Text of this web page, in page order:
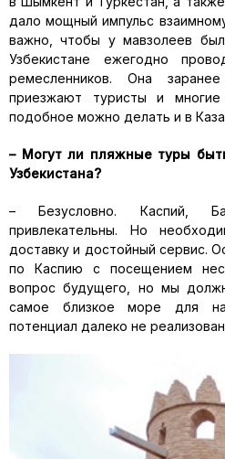
дало мощный импульс
важно, чтобы у мавзолеев
Узбекистане ежегодно
ремесленников. Она
приезжают туристы и
подобное можно делать и в
– Могут ли пляжные туры
Узбекистана?
– Безусловно. Каспий,
привлекательны. Но
доставку и достойный сервис.
по Каспию с посещением
вопрос будущего, но мы
самое близкое море для
потенциал далеко не